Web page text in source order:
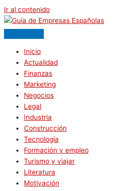
Ir al contenido
Inicio
Actualidad
Finanzas
Marketing
Negocios
Legal
Industria
Construcción
Tecnología
Formación y empleo
Turismo y viajar
Literatura
Motivación